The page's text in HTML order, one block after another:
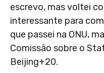
escrevo, mas voltei
interessante para
que passei na ONU,
Comissão sobre o
Beijing+20.